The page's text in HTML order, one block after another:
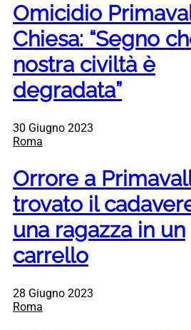
Omicidio
Chiesa: “Segno
nostra civiltà è
degradata”
30 Giugno 2023
Roma
Orrore a
trovato il
una ragazza in un
carrello
28 Giugno 2023
Roma